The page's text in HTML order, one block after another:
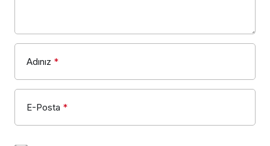
Adınız *
E-Posta *